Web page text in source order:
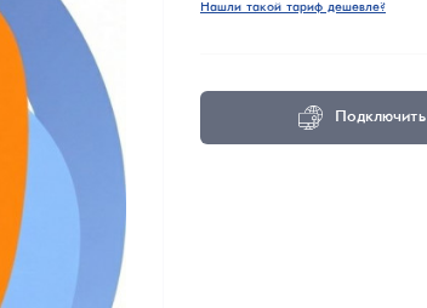
Нашли такой тариф дешевле?
Подключить